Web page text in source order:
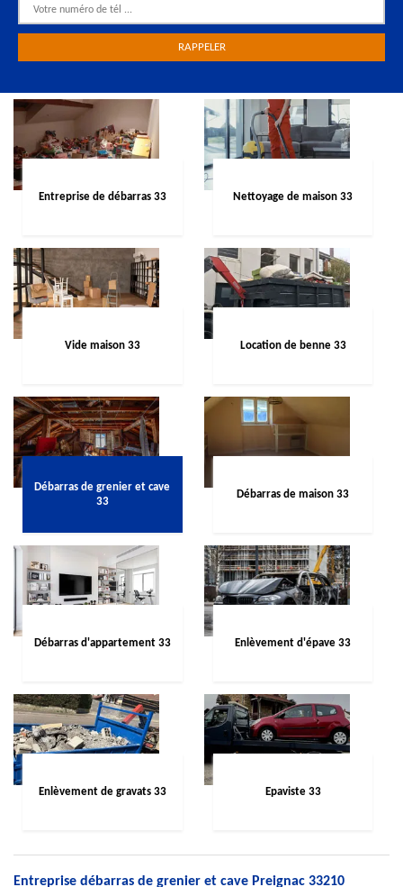
Entreprise de débarras 33 Nettoyage de maison 33
Vide maison 33 Location de benne 33
Débarras de grenier et cave
33
Débarras de maison 33
Débarras d'appartement 33 Enlèvement d'épave 33
Enlèvement de gravats 33 Epaviste 33
Entreprise débarras de grenier et cave Preignac 33210